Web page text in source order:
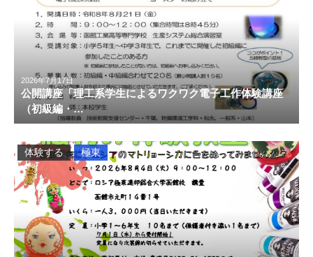
2026年7月17日
公開講座「理工系学生によるワクワク電子工作体験講座
（初級編・…
体験する 極東